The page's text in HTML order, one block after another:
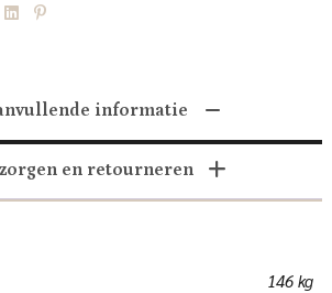
informatie
en retourneren
146 kg